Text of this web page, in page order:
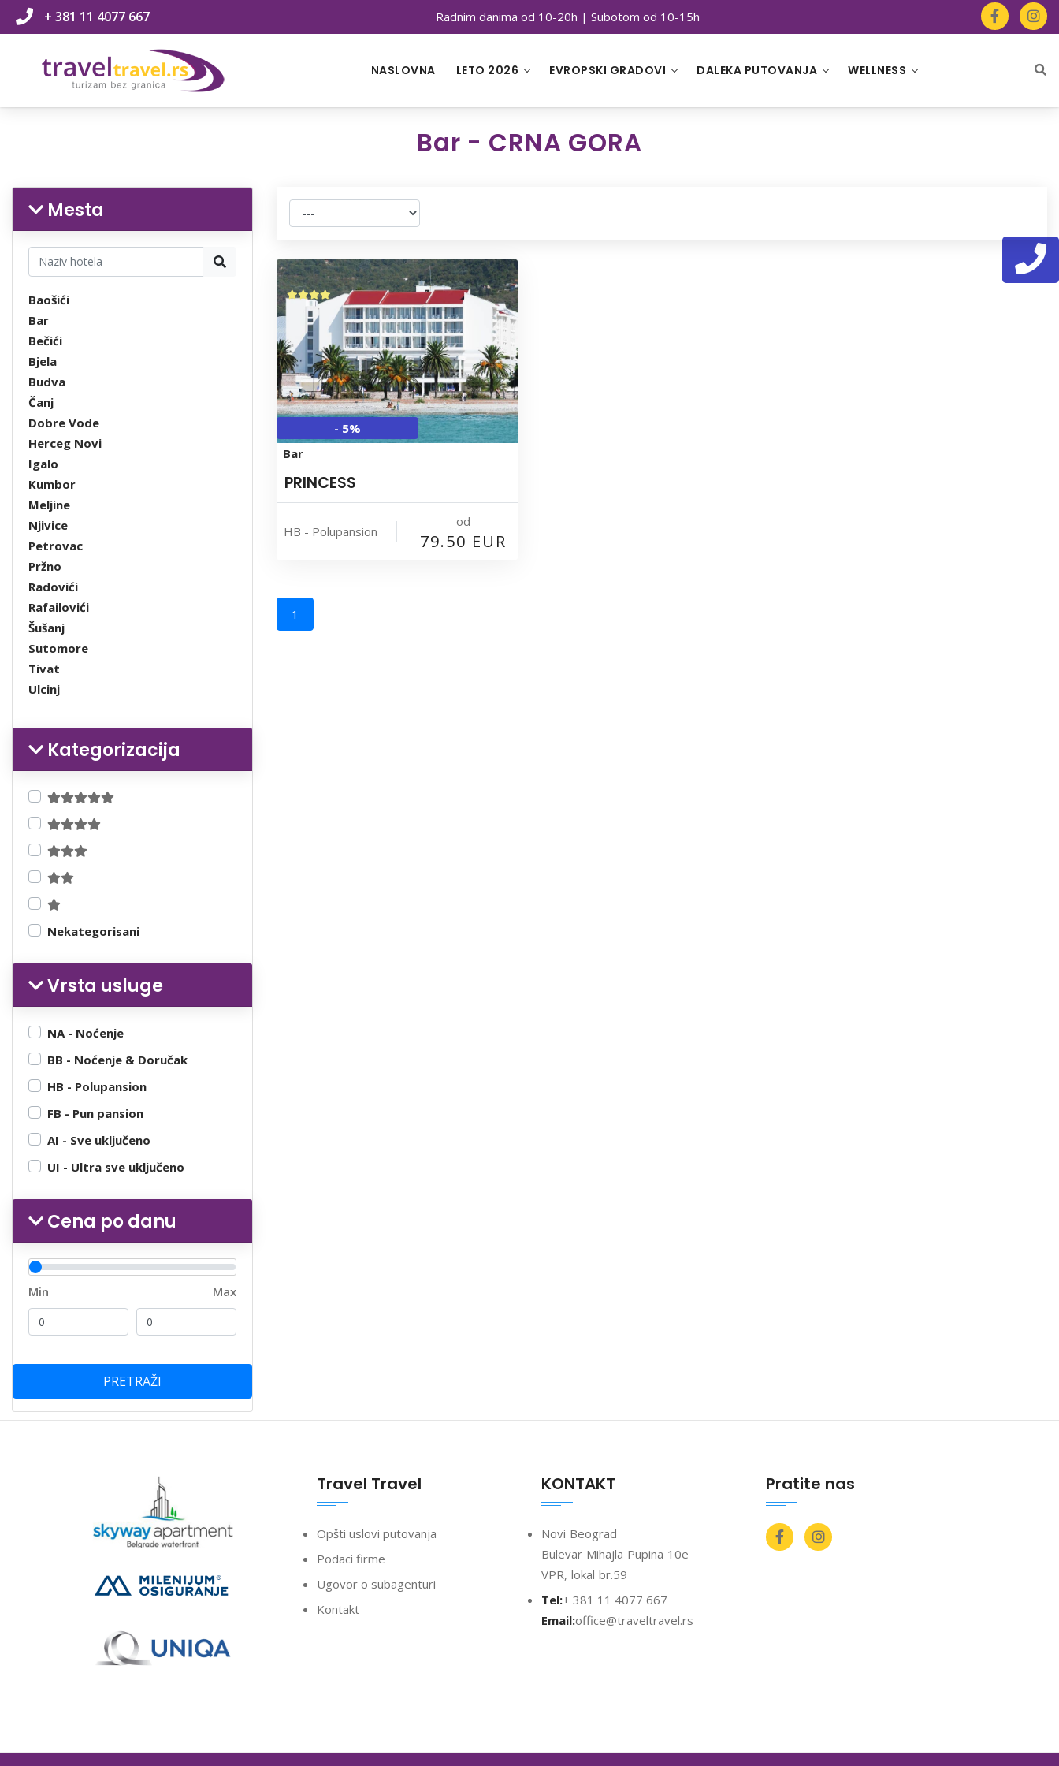
+ 381 11 4077 667 Radnim danima od 10-20h | Subotom od 10-15h
NASLOVNA LETO 2026 EVROPSKI GRADOVI DALEKA PUTOVANJA WELLNESS
Bar - CRNA GORA
Mesta
Baošići
Bar
Bečići
Bjela
Budva
Čanj
Dobre Vode
Herceg Novi
Igalo
Kumbor
Meljine
Njivice
Petrovac
Pržno
Radovići
Rafailovići
Šušanj
Sutomore
Tivat
Ulcinj
Kategorizacija
Nekategorisani
Vrsta usluge
NA - Noćenje
BB - Noćenje & Doručak
HB - Polupansion
FB - Pun pansion
AI - Sve uključeno
UI - Ultra sve uključeno
Cena po danu
Min Max
- 5%
Bar
PRINCESS
HB - Polupansion
od
79.50 EUR
1
Travel Travel
Opšti uslovi putovanja
Podaci firme
Ugovor o subagenturi
Kontakt
KONTAKT
Novi Beograd
Bulevar Mihajla Pupina 10e
VPR, lokal br.59
Tel:+ 381 11 4077 667
Email:office@traveltravel.rs
Pratite nas